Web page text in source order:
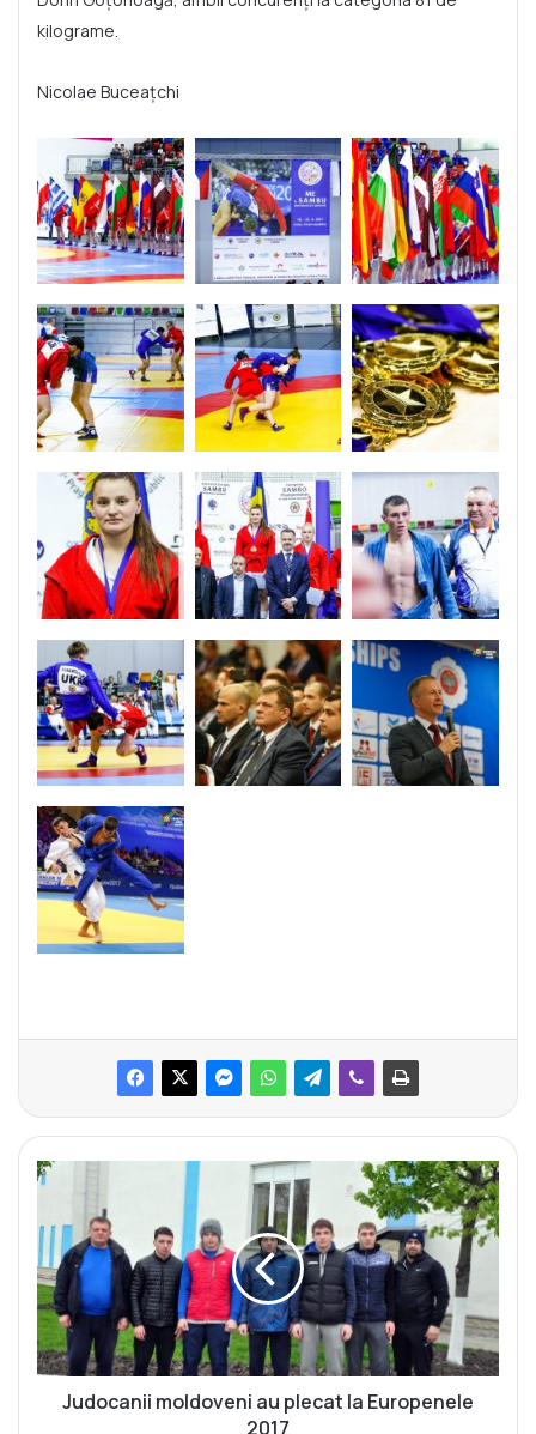
kilograme.
Nicolae Buceațchi
J
d
o
c
a
n
i
i
Judocanii moldoveni au plecat la Europenele
2017